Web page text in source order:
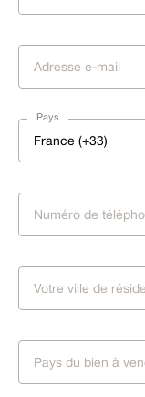
Pays
France (+33)
Pays du bien à